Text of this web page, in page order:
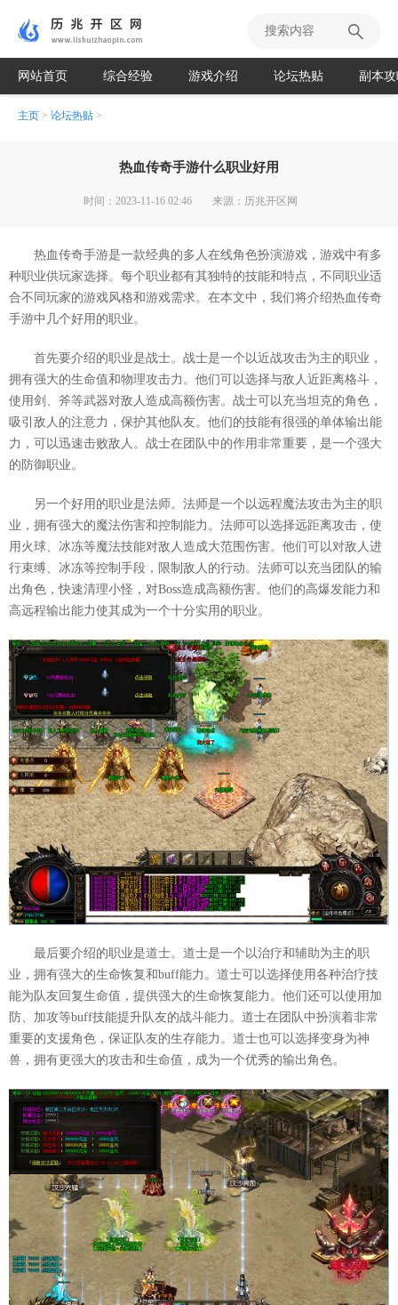
网站首页 综合经验 游戏介绍 论坛热贴 副本
主页 > 论坛热贴 >
热血传奇手游什么职业好用
时间：2023-11-16 02:46 来源：历兆开区网
热血传奇手游是一款经典的多人在线角色扮演游戏，游戏中有多
种职业供玩家选择。每个职业都有其独特的技能和特点，不同职业适
合不同玩家的游戏风格和游戏需求。在本文中，我们将介绍热血传奇
手游中几个好用的职业。
首先要介绍的职业是战士。战士是一个以近战攻击为主的职业，
拥有强大的生命值和物理攻击力。他们可以选择与敌人近距离格斗，
使用剑、斧等武器对敌人造成高额伤害。战士可以充当坦克的角色，
吸引敌人的注意力，保护其他队友。他们的技能有很强的单体输出能
力，可以迅速击败敌人。战士在团队中的作用非常重要，是一个强大
的防御职业。
另一个好用的职业是法师。法师是一个以远程魔法攻击为主的职
业，拥有强大的魔法伤害和控制能力。法师可以选择远距离攻击，使
用火球、冰冻等魔法技能对敌人造成大范围伤害。他们可以对敌人进
行束缚、冰冻等控制手段，限制敌人的行动。法师可以充当团队的输
出角色，快速清理小怪，对Boss造成高额伤害。他们的高爆发能力和
高远程输出能力使其成为一个十分实用的职业。
最后要介绍的职业是道士。道士是一个以治疗和辅助为主的职
业，拥有强大的生命恢复和buff能力。道士可以选择使用各种治疗技
能为队友回复生命值，提供强大的生命恢复能力。他们还可以使用加
防、加攻等buff技能提升队友的战斗能力。道士在团队中扮演着非常
重要的支援角色，保证队友的生存能力。道士也可以选择变身为神
兽，拥有更强大的攻击和生命值，成为一个优秀的输出角色。